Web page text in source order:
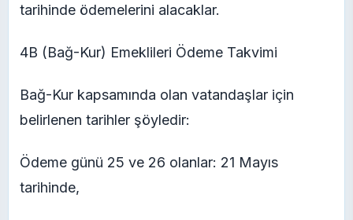
tarihinde ödemelerini alacaklar.
4B (Bağ-Kur) Emeklileri Ödeme Takvimi
Bağ-Kur kapsamında olan vatandaşlar için
belirlenen tarihler şöyledir:
Ödeme günü 25 ve 26 olanlar: 21 Mayıs
tarihinde,